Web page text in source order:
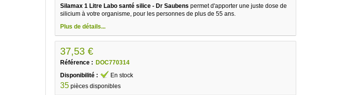
Silamax 1 Litre Labo santé silice - Dr Saubens permet d'apporter une juste dose de
silicium à votre organisme, pour les personnes de plus de 55 ans.
Plus de détails...
37,53 €
Référence : DOC770314
Disponibilité :
En stock
35 pièces disponibles